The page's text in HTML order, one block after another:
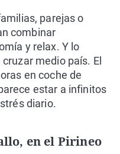
parejas o
combinar
y relax. Y lo
medio país. El
en coche de
estar a infinitos
diario.
en el Pirineo